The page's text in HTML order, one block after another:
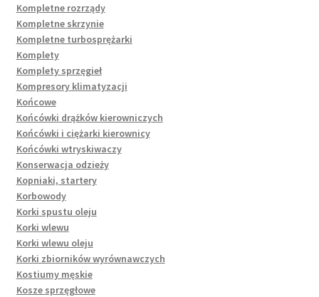
Kompletne rozrządy
Kompletne skrzynie
Kompletne turbosprężarki
Komplety
Komplety sprzęgieł
Kompresory klimatyzacji
Końcowe
Końcówki drążków kierowniczych
Końcówki i ciężarki kierownicy
Końcówki wtryskiwaczy
Konserwacja odzieży
Kopniaki, startery
Korbowody
Korki spustu oleju
Korki wlewu
Korki wlewu oleju
Korki zbiorników wyrównawczych
Kostiumy męskie
Kosze sprzęgłowe